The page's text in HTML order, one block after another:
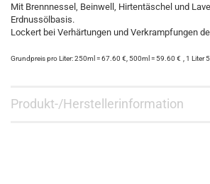
Mit Brennnessel, Beinwell, Hirtentäschel und
Erdnussölbasis.
Lockert bei Verhärtungen und Verkrampfungen
Grundpreis pro Liter:250ml = 67.60 €, 500ml = 59.60 € , 1 Liter
Produkt-/Herstellerinformation